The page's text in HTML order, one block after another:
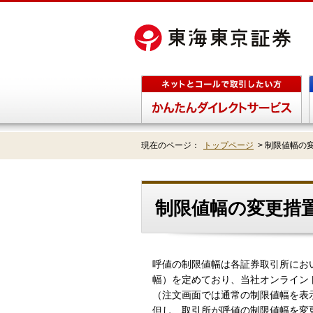
現在のページ： トップページ > 制限値幅の
制限値幅の変更措
呼値の制限値幅は各証券取引所に
幅）を定めており、当社オンライ
（注文画面では通常の制限値幅を
但し、取引所が呼値の制限値幅を